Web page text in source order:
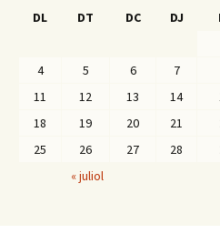
DL
DT DC DJ
« juliol
4
5 6 7
11
12 13 14
18
19 20 21
25
26 27 28